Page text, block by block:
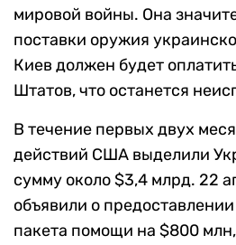
мировой войны. Она
поставки оружия
Киев должен будет
Штатов, что останется
В течение первых двух
действий США выделили
сумму около $3,4 млрд. 22
объявили о
пакета помощи на $800